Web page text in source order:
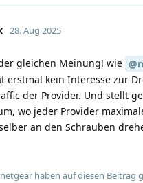
28. Aug 2025
gleichen Meinung! wie
erstmal kein Interesse zur
der Provider. Und stellt
wo jeder Provider
an den Schrauben
netgear haben auf diesen Beitrag